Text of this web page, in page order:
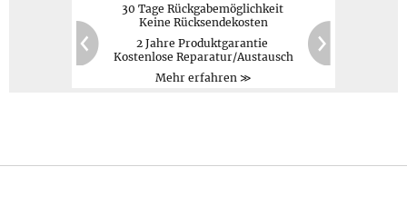
Zurück
60 20
30 Tage Rückgabemöglichkeit
Keine Rücksendekosten
2 Jahre Produktgarantie
Kostenlose Reparatur/Austausch
Mehr erfahren ≫
PayPal,Kreditkarte,
Vorauskasse